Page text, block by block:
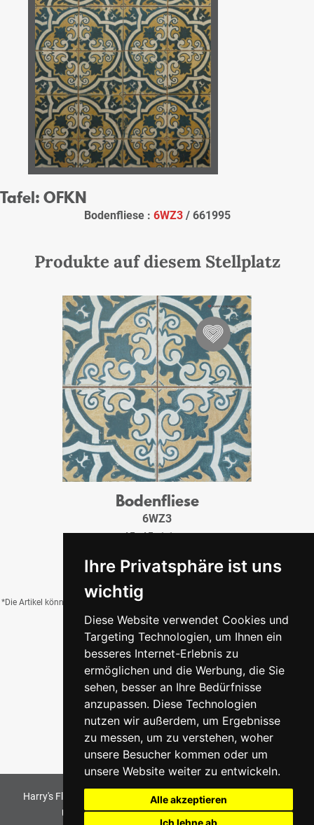
Ihre Privatsphäre ist uns
wichtig
Diese Website verwendet Cookies und
Targeting Technologien, um Ihnen ein
besseres Internet-Erlebnis zu
ermöglichen und die Werbung, die Sie
sehen, besser an Ihre Bedürfnisse
anzupassen. Diese Technologien
nutzen wir außerdem, um Ergebnisse
zu messen, um zu verstehen, woher
unsere Besucher kommen oder um
unsere Website weiter zu entwickeln.
Alle akzeptieren
Ich lehne ab
Tafel: OFKN
Bodenfliese : 6WZ3/ 661995
Produkte auf diesem Stellplatz
Bodenfliese
6WZ3
45x45x1,1 cm
*Die Artikel können durch Belichtung, Charge, Brand, Formate und weitere Einflüsse
von der Abbildung abweichen.
Harry's Fliesenmarkt GmbH & Co KG2026. All Rights Reserved
Umsetzung und Bereitstellung durchw3e.de